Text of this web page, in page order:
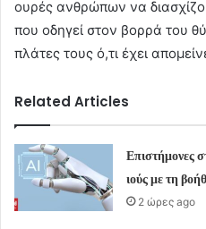
ουρές ανθρώπων να
που οδηγεί στον βορρά του
πλάτες τους ό,τι έχει
Related Articles
Επιστήμονες
ιούς με τη
2 ώρες ago